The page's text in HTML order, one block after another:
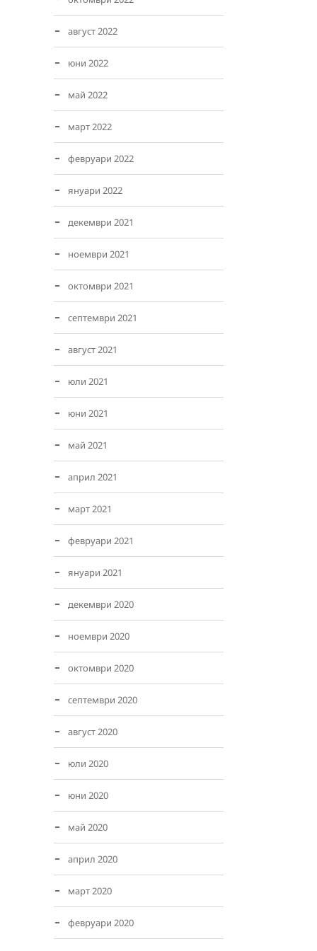
август 2022
юни 2022
май 2022
март 2022
февруари 2022
януари 2022
декември 2021
ноември 2021
октомври 2021
септември 2021
август 2021
юли 2021
юни 2021
май 2021
април 2021
март 2021
февруари 2021
януари 2021
декември 2020
ноември 2020
октомври 2020
септември 2020
август 2020
юли 2020
юни 2020
май 2020
април 2020
март 2020
февруари 2020